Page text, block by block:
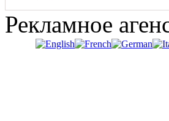
Рекламное